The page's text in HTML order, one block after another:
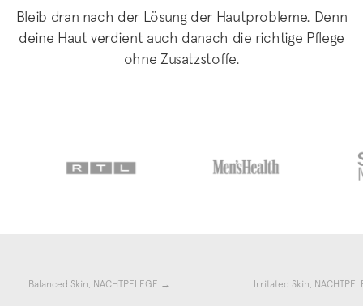
Bleib dran nach der Lösung der Hautprobleme. Denn
deine Haut verdient auch danach die richtige Pflege
ohne Zusatzstoffe.
Balanced Skin, NACHTPFLEGE → Irritated Skin,